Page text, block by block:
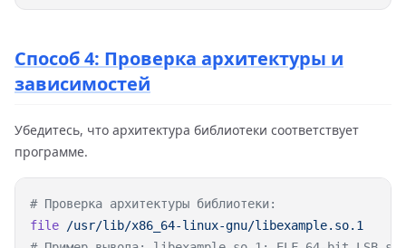
Способ 4: Проверка архитектуры и
зависимостей
Убедитесь, что архитектура библиотеки соответствует
программе.
file